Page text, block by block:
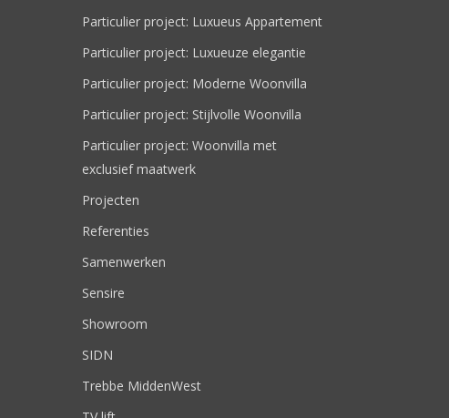
Particulier project: Luxueus Appartement
Particulier project: Luxueuze elegantie
Particulier project: Moderne Woonvilla
Particulier project: Stijlvolle Woonvilla
Particulier project: Woonvilla met
exclusief maatwerk
Projecten
Referenties
Samenwerken
Sensire
Showroom
SIDN
Trebbe MiddenWest